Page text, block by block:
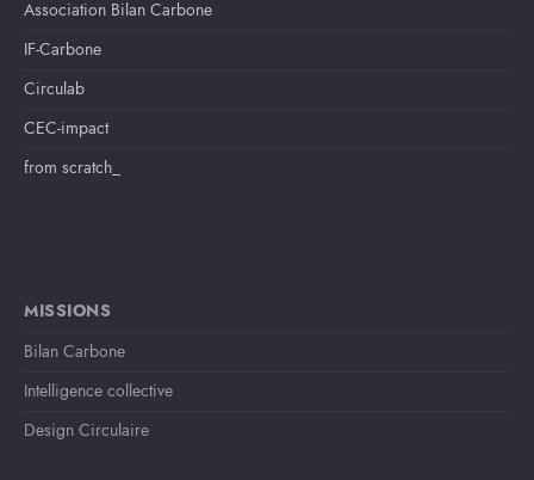
Association Bilan Carbone
IF-Carbone
Circulab
CEC-impact
from scratch_
MISSIONS
Bilan Carbone
Intelligence collective
Design Circulaire